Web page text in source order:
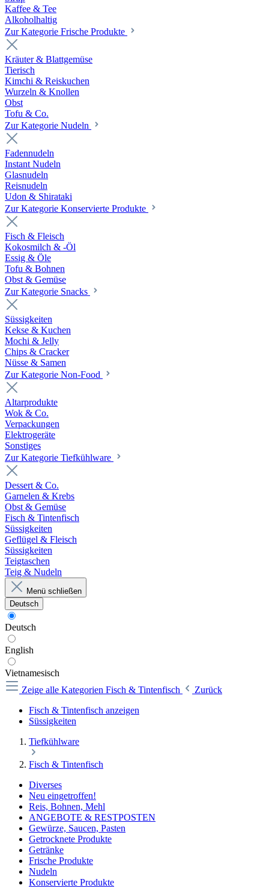
Kaffee & Tee
Alkoholhaltig
Zur Kategorie Frische Produkte
Kräuter & Blattgemüse
Tierisch
Kimchi & Reiskuchen
Wurzeln & Knollen
Obst
Tofu & Co.
Zur Kategorie Nudeln
Fadennudeln
Instant Nudeln
Glasnudeln
Reisnudeln
Udon & Shirataki
Zur Kategorie Konservierte Produkte
Fisch & Fleisch
Kokosmilch & -Öl
Essig & Öle
Tofu & Bohnen
Obst & Gemüse
Zur Kategorie Snacks
Süssigkeiten
Kekse & Kuchen
Mochi & Jelly
Chips & Cracker
Nüsse & Samen
Zur Kategorie Non-Food
Altarprodukte
Wok & Co.
Verpackungen
Elektrogeräte
Sonstiges
Zur Kategorie Tiefkühlware
Dessert & Co.
Garnelen & Krebs
Obst & Gemüse
Fisch & Tintenfisch
Süssigkeiten
Geflügel & Fleisch
Süssigkeiten
Teigtaschen
Teig & Nudeln
Menü schließen
Deutsch
Deutsch
English
Vietnamesisch
Zeige alle Kategorien Fisch & Tintenfisch
Zurück
Fisch & Tintenfisch anzeigen
Süssigkeiten
Tiefkühlware
Fisch & Tintenfisch
Diverses
Neu eingetroffen!
Reis, Bohnen, Mehl
ANGEBOTE & RESTPOSTEN
Gewürze, Saucen, Pasten
Getrocknete Produkte
Getränke
Frische Produkte
Nudeln
Konservierte Produkte